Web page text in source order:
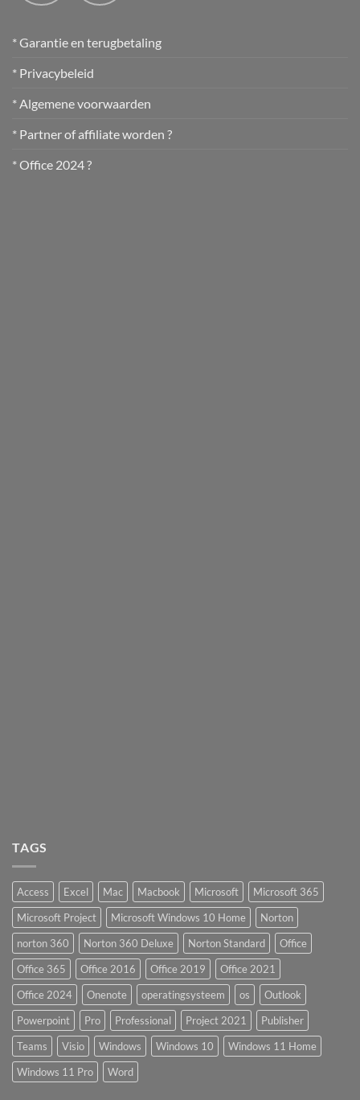
* Garantie en terugbetaling
* Privacybeleid
* Algemene voorwaarden
* Partner of affiliate worden ?
* Office 2024 ?
TAGS
Access Excel Mac Macbook Microsoft
Microsoft 365
Microsoft Project
Microsoft Windows 10 Home
Norton
norton 360
Norton 360 Deluxe Norton Standard
Office
Office 365
Office 2016 Office 2019
Office 2021
Office 2024
Onenote operatingsysteem os
Outlook
Powerpoint
Pro Professional Project 2021
Publisher
Teams
Visio Windows Windows 10
Windows 11 Home
Windows 11 Pro
Word